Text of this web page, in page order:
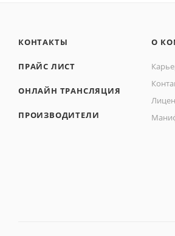
КОНТАКТЫ
ПРАЙС ЛИСТ
ОНЛАЙН ТРАНСЛЯЦИЯ
ПРОИЗВОДИТЕЛИ
О